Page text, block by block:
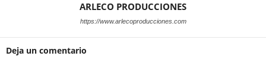
ARLECO PRODUCCIONES
https://www.arlecoproducciones.com
Deja un comentario